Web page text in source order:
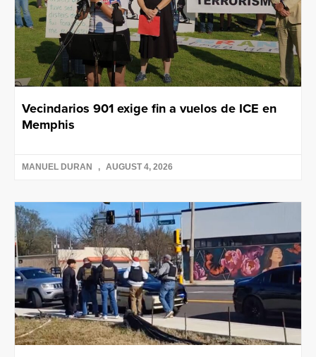
Vecindarios 901 exige fin a vuelos de ICE en
Memphis
MANUEL DURAN AUGUST 4, 2026